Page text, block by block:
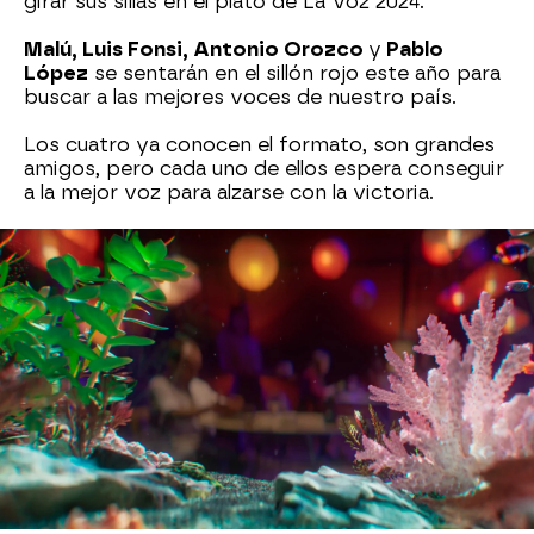
Malú, Luis Fonsi, Antonio Orozco y Pablo
López se sentarán en el sillón rojo este año para
buscar a las mejores voces de nuestro país.
Los cuatro ya conocen el formato, son grandes
amigos, pero cada uno de ellos espera conseguir
a la mejor voz para alzarse con la victoria.
Muy pronto, llega La Voz 2024 a Antena 3...
¡Descubre en el vídeo de arriba un mini avance
de su tráiler!
Noticias de La Voz
Antena 3 » Programas